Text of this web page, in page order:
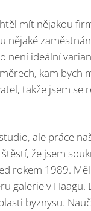
mít nějakou
nějaké
není ideální
kam bych
takže jsem se
ale práce
že jsem
rokem 1989.
galerie v Haagu.
byznysu.